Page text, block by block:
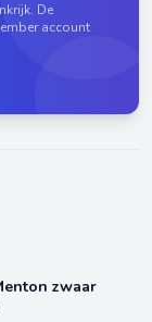
De
account
zwaar